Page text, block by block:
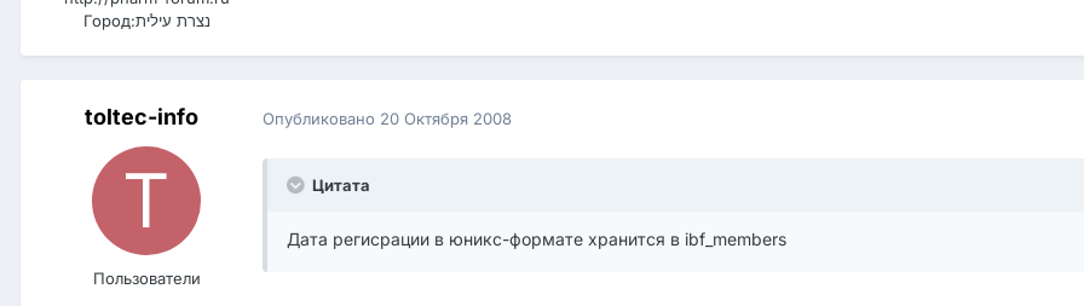
Город:נצרת עילית
toltec-info
Пользователи
Опубликовано 20 Октября 2008
Цитата
Дата регисрации в юникс-формате хранится в ibf_members